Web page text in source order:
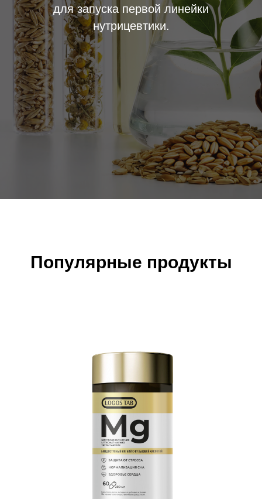
для запуска первой линейки
нутрицевтики.
Популярные продукты